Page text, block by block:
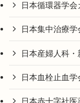
日本循環器学
日本集中治療
日本産婦人科
日本血栓止血
日本赤十字社医